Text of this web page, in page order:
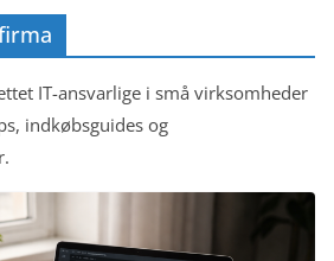
IT-ansvarlige i små virksomheder
indkøbsguides og